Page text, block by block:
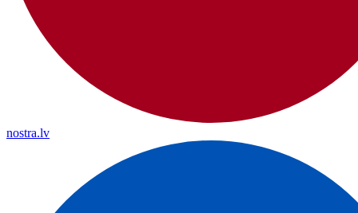
nostra.lv